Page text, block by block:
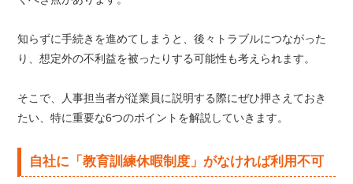
知らずに手続きを進めてしまうと、後々トラブルにつながった
り、想定外の不利益を被ったりする可能性も考えられます。
そこで、人事担当者が従業員に説明する際にぜひ押さえておき
たい、特に重要な6つのポイントを解説していきます。
自社に「教育訓練休暇制度」がなければ利用不可